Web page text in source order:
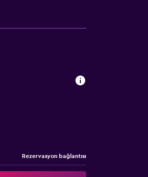
Rezervasyon bağlantısı